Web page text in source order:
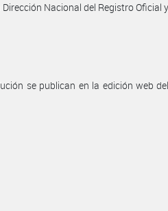
Dirección Nacional del Registro Oficial y
se publican en la edición web del